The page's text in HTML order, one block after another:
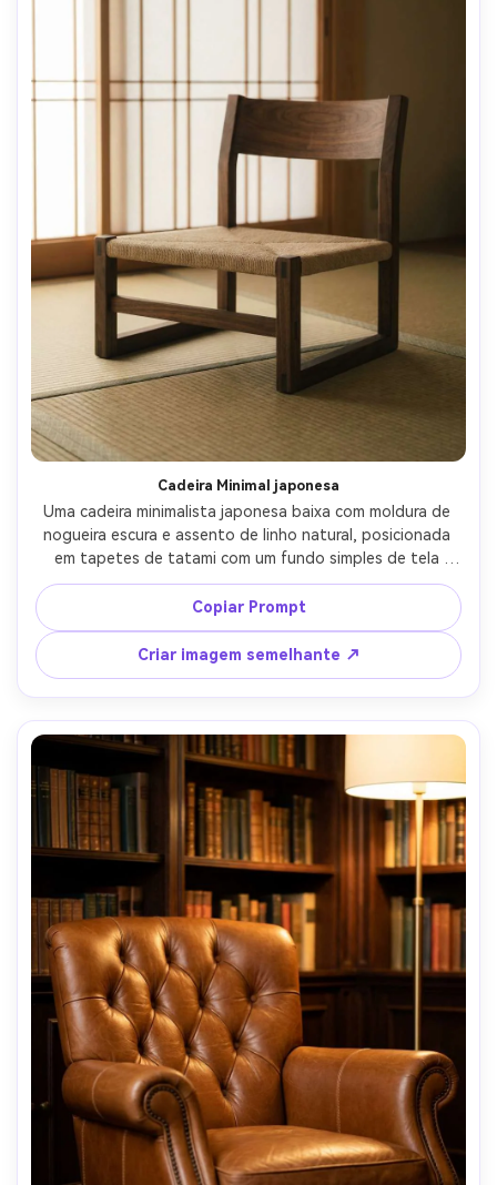
Cadeira Minimal japonesa
Uma cadeira minimalista japonesa baixa com moldura de
nogueira escura e assento de linho natural, posicionada
em tapetes de tatami com um fundo simples de tela
shoji, luz matinal suave, disparada em Fujifilm GFX 100S,
63mm, f/4, humor zen calmo, marcenaria de madeira
fotorealista, composição limpa, classificação de cores
sutil como filme-AR 4:5
Copiar Prompt
Criar imagem semelhante ↗